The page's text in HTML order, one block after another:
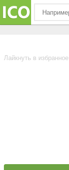
Лайкнуть в избранное